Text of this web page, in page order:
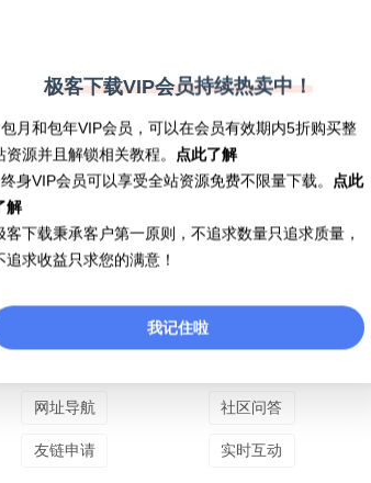
网址导航
友链申请
社区问答
实时互动
极客下载VIP会员持续热卖中！
月和包年VIP会员，可以在会员有效期内5折购买整
资源并且解锁相关教程。
点此了解
身VIP会员可以享受全站资源免费不限量下载。
点此
解
客下载秉承客户第一原则，不追求数量只追求质量，
追求收益只求您的满意！
我记住啦